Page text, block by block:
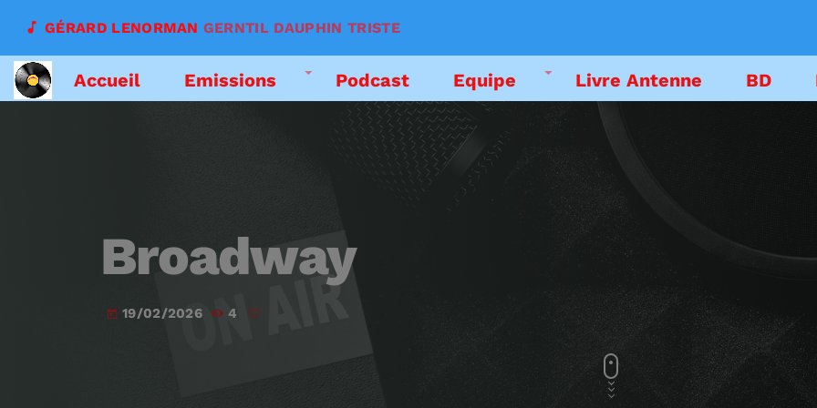
music_note GÉRARD LENORMAN GERNTIL DAUPHIN TRISTE
Accueil Emissions Podcast Equipe Livre Antenne BD
LIVRE ANTENNE
EMISSION EN
Broadway
today 19/02/2026 4